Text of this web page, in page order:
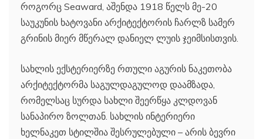
როგორც Seaward, აშენდა 1918 წელს მე-20
საუკუნის ხატოვანი არქიტექტორის ჩარლზ სამერ
გრინის მიერ მწერალ დანიელ ლუის ჯეიმსისთვის.
სახლის ექსტერიერზე რთული აგურის ნაკეთობა
არქიტექტორმა საგულდაგულოდ დაამზადა,
რომელსაც სურდა სახლი შეერწყა კლდოვან
სანაპირო ზოლთან. სახლის ინტერიერი
ხელნაკეთ სტილშია შესრულებული – არის ბევრი